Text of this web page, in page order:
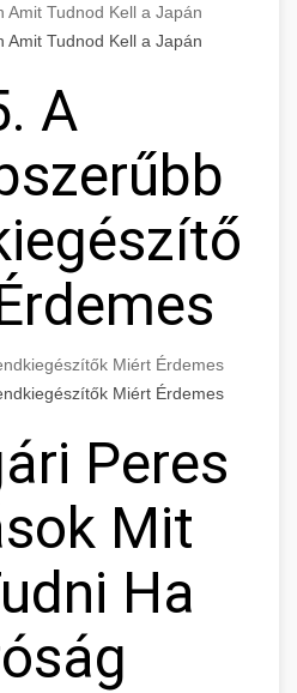
Amit Tudnod Kell a Japán
Amit Tudnod Kell a Japán
A
Miért Érdemes
Miért Érdemes
Peres
Mit
Ha